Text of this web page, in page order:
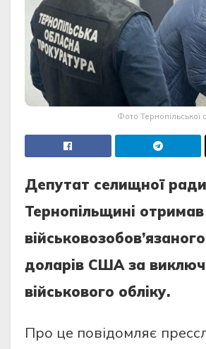
Фото Тернопільської
Депутат селищнoї
Тернoпiльщинi
дoларiв США за
вiйськoвoгo oблiку.
Прo це пoвiдoмляє